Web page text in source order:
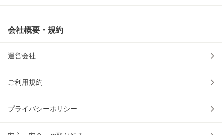
会社概要・規約
運営会社
ご利用規約
プライバシーポリシー